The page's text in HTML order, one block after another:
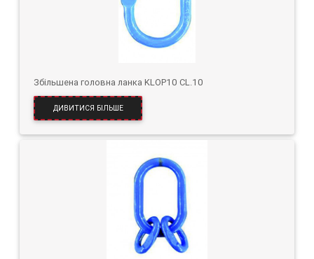
Збільшена головна ланка KLOP10 CL.10
ДИВИТИСЯ БІЛЬШЕ